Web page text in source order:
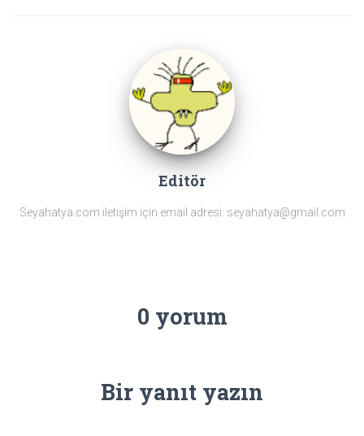
Editör
Seyahatya.com iletişim için email adresi: seyahatya@gmail.com
0 yorum
Bir yanıt yazın